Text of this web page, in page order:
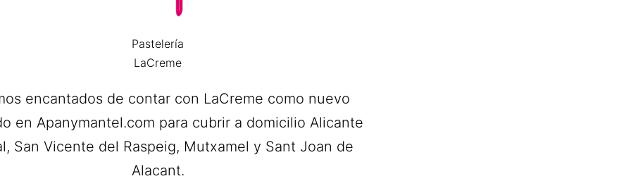
Pastelería
LaCreme
encantados de contar con LaCreme como nuevo
en Apanymantel.com para cubrir a domicilio Alicante
San Vicente del Raspeig, Mutxamel y Sant Joan de
Alacant.